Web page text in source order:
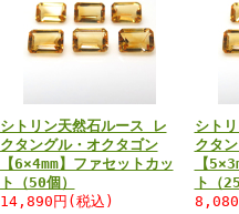
シトリン天然石ルース レ
クタングル・オクタゴン
【6×4mm】ファセットカッ
ト（50個）
14,890円(税込)
シト
クタ
【
ト（